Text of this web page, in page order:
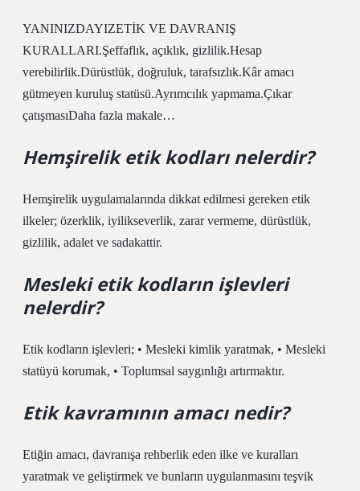
YANINIZDAYIZETİK VE DAVRANIŞ
KURALLARI.Şeffaflık, açıklık, gizlilik.Hesap
verebilirlik.Dürüstlük, doğruluk, tarafsızlık.Kâr amacı
gütmeyen kuruluş statüsü.Ayrımcılık yapmama.Çıkar
çatışmasıDaha fazla makale…
Hemşirelik etik kodları nelerdir?
Hemşirelik uygulamalarında dikkat edilmesi gereken etik
ilkeler; özerklik, iyilikseverlik, zarar vermeme, dürüstlük,
gizlilik, adalet ve sadakattir.
Mesleki etik kodların işlevleri
nelerdir?
Etik kodların işlevleri; • Mesleki kimlik yaratmak, • Mesleki
statüyü korumak, • Toplumsal saygınlığı artırmaktır.
Etik kavramının amacı nedir?
Etiğin amacı, davranışa rehberlik eden ilke ve kuralları
yaratmak ve geliştirmek ve bunların uygulanmasını teşvik